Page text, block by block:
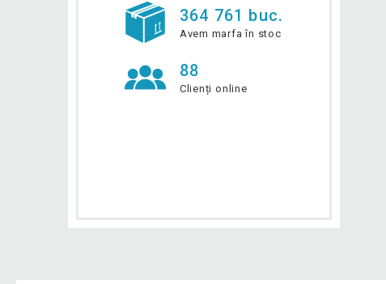
364 761 buc.
Avem marfa în stoc
88
Clienți online